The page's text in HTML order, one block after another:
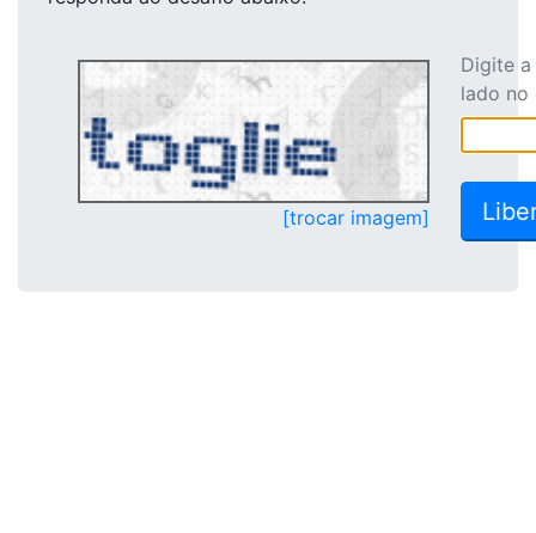
[trocar imagem]
Digite
lado no